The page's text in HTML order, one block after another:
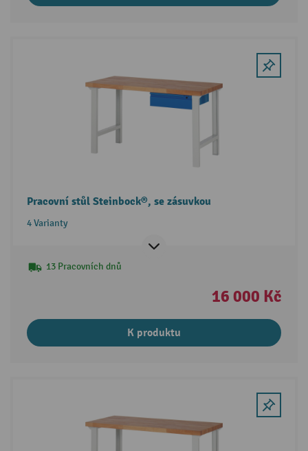
Pracovní stůl Steinbock®, se zásuvkou
4 Varianty
13 Pracovních dnů
16 000 Kč
K produktu